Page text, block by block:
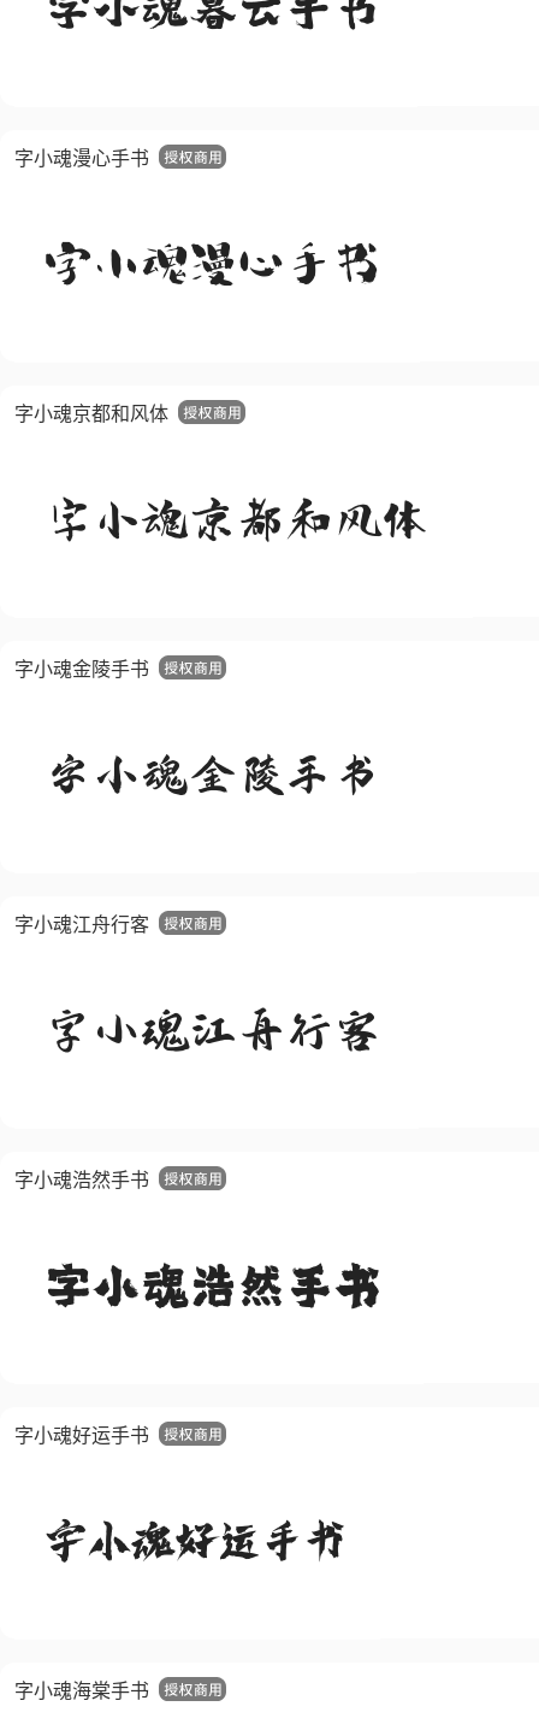
字小魂漫心手书
字小魂京都和风体
字小魂金陵手书
字小魂江舟行客
字小魂浩然手书
字小魂好运手书
字小魂海棠手书